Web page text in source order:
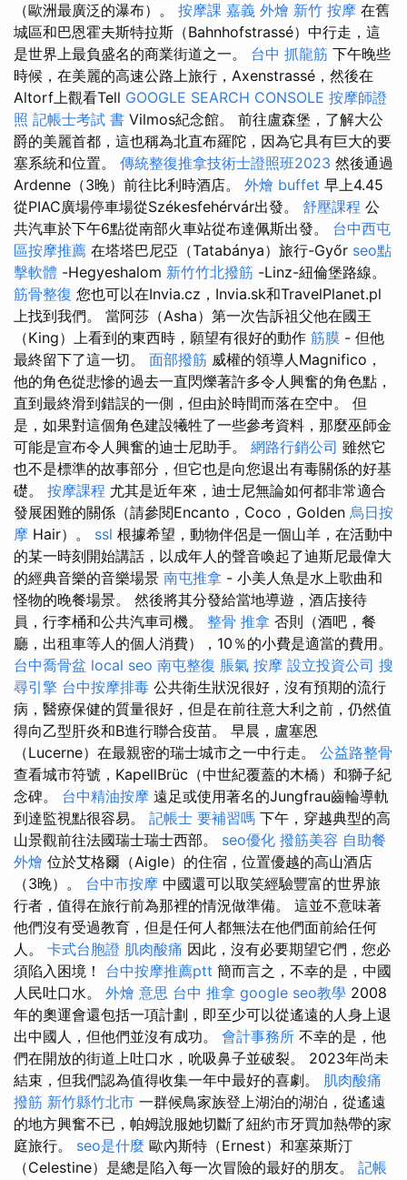
（歐洲最廣泛的瀑布）。 按摩課 嘉義 外燴 新竹 按摩 在舊
城區和巴恩霍夫斯特拉斯（Bahnhofstrassé）中行走，這
是世界上最負盛名的商業街道之一。 台中 抓龍筋 下午晚些
時候，在美麗的高速公路上旅行，Axenstrassé，然後在
Altorf上觀看Tell GOOGLE SEARCH CONSOLE 按摩師證
照 記帳士考試 書 Vilmos紀念館。 前往盧森堡，了解大公
爵的美麗首都，這也稱為北直布羅陀，因為它具有巨大的要
塞系統和位置。 傳統整復推拿技術士證照班2023 然後通過
Ardenne（3晚）前往比利時酒店。 外燴 buffet 早上4.45
從PIAC廣場停車場從Székesfehérvár出發。 舒壓課程 公
共汽車於下午6點從南部火車站從布達佩斯出發。 台中西屯
區按摩推薦 在塔塔巴尼亞（Tatabánya）旅行-Győr seo點
擊軟體 -Hegyeshalom 新竹竹北撥筋 -Linz-紐倫堡路線。
筋骨整復 您也可以在Invia.cz，Invia.sk和TravelPlanet.pl
上找到我們。 當阿莎（Asha）第一次告訴祖父他在國王
（King）上看到的東西時，願望有很好的動作 筋膜 - 但他
最終留下了這一切。 面部撥筋 威權的領導人Magnifico，
他的角色從悲慘的過去一直閃爍著許多令人興奮的角色點，
直到最終滑到錯誤的一側，但由於時間而落在空中。 但
是，如果對這個角色建設犧牲了一些參考資料，那麼巫師金
可能是宣布令人興奮的迪士尼助手。 網路行銷公司 雖然它
也不是標準的故事部分，但它也是向您退出有毒關係的好基
礎。 按摩課程 尤其是近年來，迪士尼無論如何都非常適合
發展困難的關係（請參閱Encanto，Coco，Golden 烏日按
摩 Hair）。 ssl 根據希望，動物伴侶是一個山羊，在活動中
的某一時刻開始講話，以成年人的聲音喚起了迪斯尼最偉大
的經典音樂的音樂場景 南屯推拿 - 小美人魚是水上歌曲和
怪物的晚餐場景。 然後將其分發給當地導遊，酒店接待
員，行李桶和公共汽車司機。 整骨 推拿 否則（酒吧，餐
廳，出租車等人的個人消費），10％的小費是適當的費用。
台中喬骨盆 local seo 南屯整復 脹氣 按摩 設立投資公司 搜
尋引擎 台中按摩排毒 公共衛生狀況很好，沒有預期的流行
病，醫療保健的質量很好，但是在前往意大利之前，仍然值
得向乙型肝炎和B進行聯合疫苗。 早晨，盧塞恩
（Lucerne）在最親密的瑞士城市之一中行走。 公益路整骨
查看城市符號，KapellBrüc（中世紀覆蓋的木橋）和獅子紀
念碑。 台中精油按摩 遠足或使用著名的Jungfrau齒輪導軌
到達監視點很容易。 記帳士 要補習嗎 下午，穿越典型的高
山景觀前往法國瑞士瑞士西部。 seo優化 撥筋美容 自助餐
外燴 位於艾格爾（Aigle）的住宿，位置優越的高山酒店
（3晚）。 台中市按摩 中國還可以取笑經驗豐富的世界旅
行者，值得在旅行前為那裡的情況做準備。 這並不意味著
他們沒有受過教育，但是任何人都無法在他們面前給任何
人。 卡式台胞證 肌肉酸痛 因此，沒有必要期望它們，您必
須陷入困境！ 台中按摩推薦ptt 簡而言之，不幸的是，中國
人民吐口水。 外燴 意思 台中 推拿 google seo教學 2008
年的奧運會還包括一項計劃，即至少可以從遙遠的人身上退
出中國人，但他們並沒有成功。 會計事務所 不幸的是，他
們在開放的街道上吐口水，吮吸鼻子並破裂。 2023年尚未
結束，但我們認為值得收集一年中最好的喜劇。 肌肉酸痛
撥筋 新竹縣竹北市 一群候鳥家族登上湖泊的湖泊，從遙遠
的地方興奮不已，帕姆說服她切斷了紐約市牙買加熱帶的家
庭旅行。 seo是什麼 歐內斯特（Ernest）和塞萊斯汀
（Celestine）是總是陷入每一次冒險的最好的朋友。 記帳